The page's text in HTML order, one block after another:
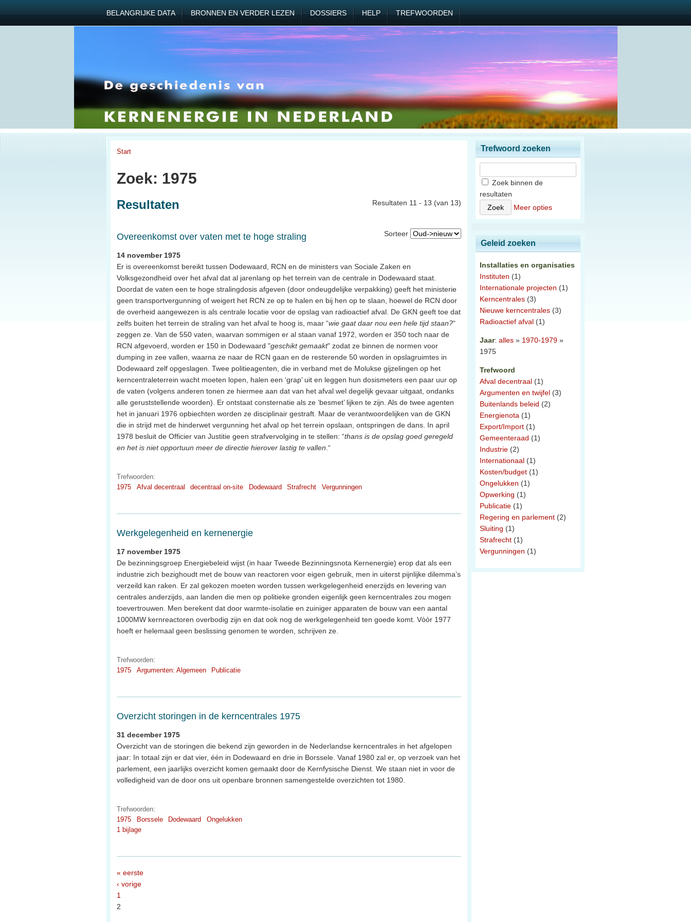
BELANGRIJKE DATA BRONNEN EN VERDER LEZEN DOSSIERS HELP TREFWOORDEN
Start
Zoek: 1975
Resultaten 11 - 13 (van 13)
Resultaten
Sorteer
Overeenkomst over vaten met te hoge straling
14 november 1975
Er is overeenkomst bereikt tussen Dodewaard, RCN en de ministers van Sociale Zaken en
Volksgezondheid over het afval dat al jarenlang op het terrein van de centrale in Dodewaard staat.
Doordat de vaten een te hoge stralingdosis afgeven (door ondeugdelijke verpakking) geeft het ministerie
geen transportvergunning of weigert het RCN ze op te halen en bij hen op te slaan, hoewel de RCN door
de overheid aangewezen is als centrale locatie voor de opslag van radioactief afval. De GKN geeft toe dat
zelfs buiten het terrein de straling van het afval te hoog is, maar “wie gaat daar nou een hele tijd staan?“
zeggen ze. Van de 550 vaten, waarvan sommigen er al staan vanaf 1972, worden er 350 toch naar de
RCN afgevoerd, worden er 150 in Dodewaard "geschikt gemaakt" zodat ze binnen de normen voor
dumping in zee vallen, waarna ze naar de RCN gaan en de resterende 50 worden in opslagruimtes in
Dodewaard zelf opgeslagen. Twee politieagenten, die in verband met de Molukse gijzelingen op het
kerncentraleterrein wacht moeten lopen, halen een ‘grap’ uit en leggen hun dosismeters een paar uur op
de vaten (volgens anderen tonen ze hiermee aan dat van het afval wel degelijk gevaar uitgaat, ondanks
alle geruststellende woorden). Er ontstaat consternatie als ze ‘besmet’ lijken te zijn. Als de twee agenten
het in januari 1976 opbiechten worden ze disciplinair gestraft. Maar de verantwoordelijken van de GKN
die in strijd met de hinderwet vergunning het afval op het terrein opslaan, ontspringen de dans. In april
1978 besluit de Officier van Justitie geen strafvervolging in te stellen: “thans is de opslag goed geregeld
en het is niet opportuun meer de directie hierover lastig te vallen .“
Trefwoorden:
1975
Afval decentraal decentraal on-site Dodewaard Strafrecht Vergunningen
Werkgelegenheid en kernenergie
17 november 1975
De bezinningsgroep Energiebeleid wijst (in haar Tweede Bezinningsnota Kernenergie) erop dat als een
industrie zich bezighoudt met de bouw van reactoren voor eigen gebruik, men in uiterst pijnlijke dilemma’s
verzeild kan raken. Er zal gekozen moeten worden tussen werkgelegenheid enerzijds en levering van
centrales anderzijds, aan landen die men op politieke gronden eigenlijk geen kerncentrales zou mogen
toevertrouwen. Men berekent dat door warmte-isolatie en zuiniger apparaten de bouw van een aantal
1000MW kernreactoren overbodig zijn en dat ook nog de werkgelegenheid ten goede komt. Vòòr 1977
hoeft er helemaal geen beslissing genomen te worden, schrijven ze.
Trefwoorden:
1975
Argumenten: Algemeen Publicatie
Overzicht storingen in de kerncentrales 1975
31 december 1975
Overzicht van de storingen die bekend zijn geworden in de Nederlandse kerncentrales in het afgelopen
jaar: In totaal zijn er dat vier, één in Dodewaard en drie in Borssele. Vanaf 1980 zal er, op verzoek van het
parlement, een jaarlijks overzicht komen gemaakt door de Kernfysische Dienst. We staan niet in voor de
volledigheid van de door ons uit openbare bronnen samengestelde overzichten tot 1980.
Trefwoorden:
1975
Borssele Dodewaard
Ongelukken
1 bijlage
« eerste
‹ vorige
1
2
Trefwoord zoeken
Zoek binnen de
resultaten
Meer opties
Geleid zoeken
Installaties en organisaties
Instituten (1)
Internationale projecten (1)
Kerncentrales (3)
Nieuwe kerncentrales (3)
Radioactief afval (1)
Jaar: alles » 1970-1979 »
1975
Trefwoord
Afval decentraal (1)
Argumenten en twijfel (3)
Buitenlands beleid (2)
Energienota (1)
Export/Import (1)
Gemeenteraad (1)
Industrie (2)
Internationaal (1)
Kosten/budget (1)
Ongelukken (1)
Opwerking (1)
Publicatie (1)
Regering en parlement (2)
Sluiting (1)
Strafrecht (1)
Vergunningen (1)